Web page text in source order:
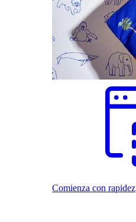
Comienza con rapidez